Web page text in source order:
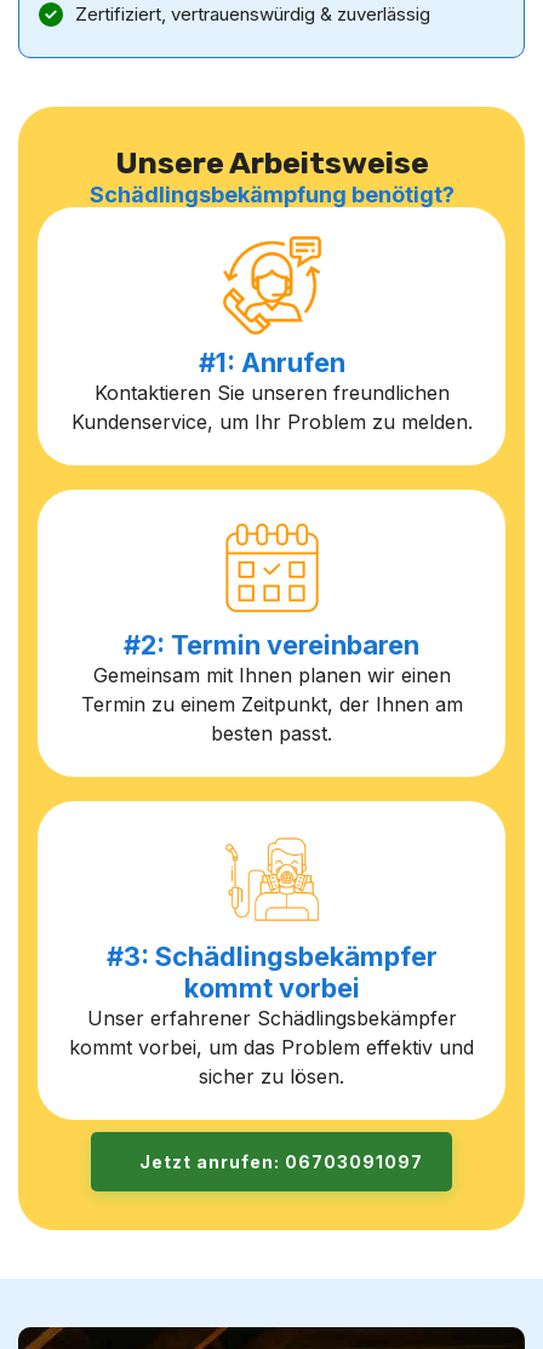
Zertifiziert, vertrauenswürdig & zuverlässig
Unsere Arbeitsweise
Schädlingsbekämpfung benötigt?
#1: Anrufen
Kontaktieren Sie unseren freundlichen
Kundenservice, um Ihr Problem zu melden.
#2: Termin vereinbaren
Gemeinsam mit Ihnen planen wir einen
Termin zu einem Zeitpunkt, der Ihnen am
besten passt.
#3: Schädlingsbekämpfer
kommt vorbei
Unser erfahrener Schädlingsbekämpfer
kommt vorbei, um das Problem effektiv und
sicher zu lösen.
Jetzt anrufen: 06703091097